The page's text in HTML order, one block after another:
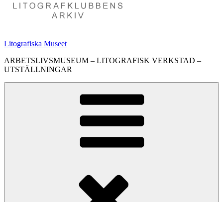
Litografiska Museet
ARBETSLIVSMUSEUM – LITOGRAFISK VERKSTAD –
UTSTÄLLNINGAR